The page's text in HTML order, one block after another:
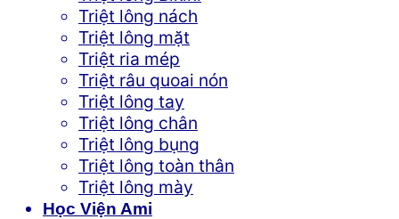
Triệt lông nách
Triệt lông mặt
Triệt ria mép
Triệt râu quoai nón
Triệt lông tay
Triệt lông chân
Triệt lông bụng
Triệt lông toàn thân
Triệt lông mày
Học Viện Ami